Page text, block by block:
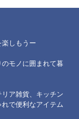
しもうー
モノに囲まれて暮
ア雑貨、キッチン
で便利なアイテム